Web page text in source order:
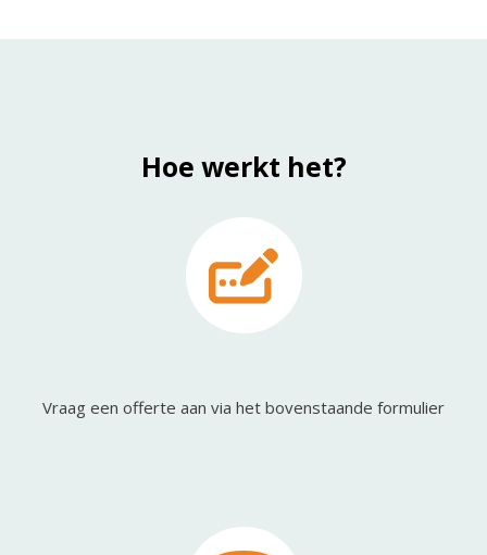
Hoe werkt het?
Vraag een offerte aan via het bovenstaande formulier